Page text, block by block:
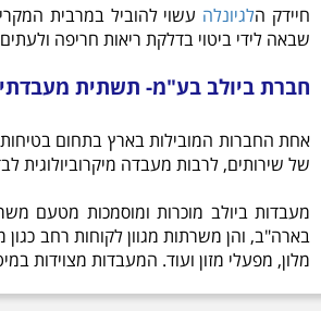
חיידק הלגיונלה עשוי להוביל במרבית
שבאה לידי ביטוי בדלקת ריאות חריפה
חברת ביולב בע"מ- תשתית
אחת החברות המובילות בארץ בתחום
של שירותים, לרבות מעבדה מיקרוביולוגית
מעבדות ביולב מוכרות ומוסמכות מטעם
בארה"ב, והן משרתות מגוון לקוחות רחב
מלון, מפעלי מזון ועוד. המעבדות מצוידות